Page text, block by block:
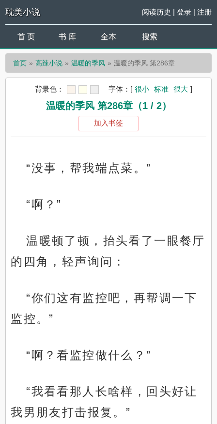
耽美小说 阅读历史 | 登录| 注册
首 页 书 库 全本 搜索
首页 高辣小说 温暖的季风 温暖的季风 第286章
背景色： 字体： [ 很小 标准 很大 ]
温暖的季风 第286章（1 / 2）
加入书签
“没事，帮我端点菜。”
“啊？”
温暖顿了顿，抬头看了一眼餐厅
的四角，轻声询问：
“你们这有监控吧，再帮调一下
监控。”
“啊？看监控做什么？”
“我看看那人长啥样，回头好让
我男朋友打击报复。”